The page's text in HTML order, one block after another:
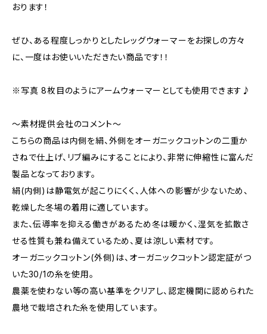
おります！
ぜひ、ある程度しっかりとしたレッグウォーマーをお探しの方々
に、一度はお使いいただきたい商品です！！
※写真 8枚目のようにアームウォーマーとしても使用できます♪
〜素材提供会社のコメント〜
こちらの商品は内側を絹、外側をオーガニックコットンの二重か
さねで仕上げ、リブ編みにすることにより、非常に伸縮性に富んだ
製品となっております。
絹(内側)は静電気が起こりにくく、人体への影響が少ないため、
乾燥した冬場の着用に適しています。
また、伝導率を抑える働きがあるため冬は暖かく、湿気を拡散さ
せる性質も兼ね備えているため、夏は涼しい素材です。
オーガニックコットン(外側)は、オーガニックコットン認定証がつ
いた30/1の糸を使用。
農薬を使わない等の高い基準をクリアし、認定機関に認められた
農地で栽培された糸を使用しています。